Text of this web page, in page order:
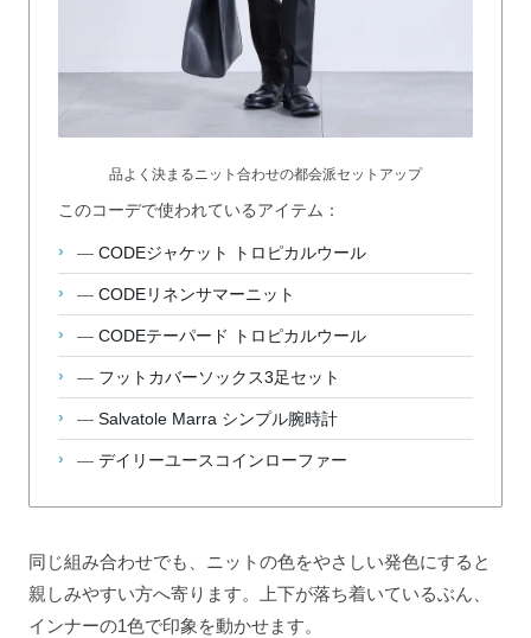
品よく決まるニット合わせの都会派セットアップ
このコーデで使われているアイテム：
— CODEジャケット トロピカルウール
— CODEリネンサマーニット
— CODEテーパード トロピカルウール
— フットカバーソックス3足セット
— Salvatole Marra シンプル腕時計
— デイリーユースコインローファー
同じ組み合わせでも、ニットの色をやさしい発色にすると
親しみやすい方へ寄ります。上下が落ち着いているぶん、
インナーの1色で印象を動かせます。